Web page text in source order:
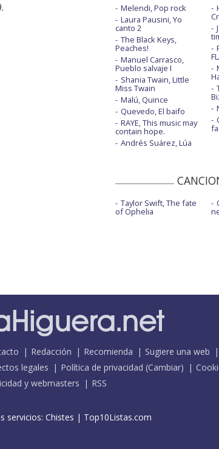
Melendi, Pop rock
Laura Pausini, Yo
canto 2
The Black Keys,
Peaches!
Manuel Carrasco,
Pueblo salvaje I
Shania Twain, Little
Miss Twain
Malú, Quince
Quevedo, El baifo
RAYE, This music may
contain hope.
Andrés Suárez, Lúa
Taylor Swift, The fate
of Ophelia
Redacción Recomienda
Sugiere una web
legales
Política de privacidad (Cambiar)
y webmasters
RSS
servicios: Chistes | Top10Listas.com